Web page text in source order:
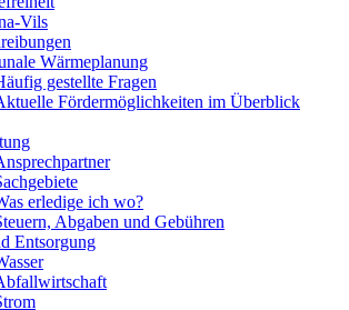
Vils
Wärmeplanung
gestellte Fragen
Fördermöglichkeiten im Überblick
erledige ich wo?
Abgaben und Gebühren
Entsorgung